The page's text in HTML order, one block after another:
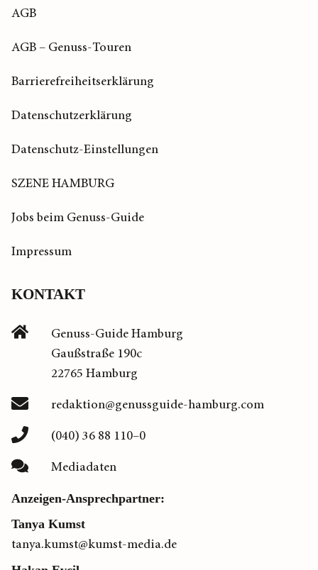
AGB
AGB – Genuss-Touren
Barrierefreiheitserklärung
Datenschutzerklärung
Datenschutz-Einstellungen
SZENE HAMBURG
Jobs beim Genuss-Guide
Impressum
KONTAKT
Genuss-Guide Hamburg
Gaußstraße 190c
22765 Hamburg
redaktion@genussguide-hamburg.com
(040) 36 88 110–0
Mediadaten
Anzeigen-Ansprechpartner:
Tanya Kumst
tanya.kumst@kumst-media.de